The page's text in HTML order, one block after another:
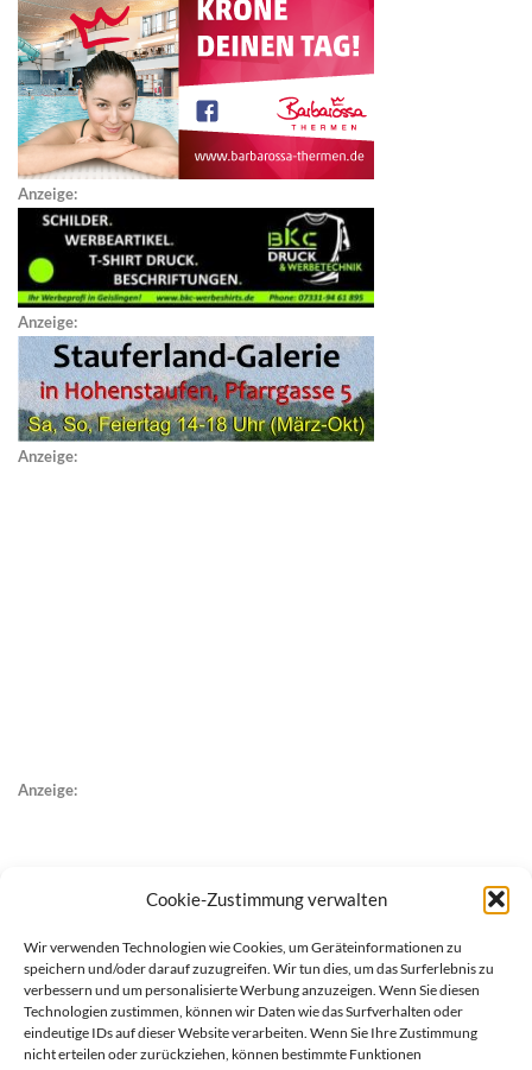
Cookie-Zustimmung verwalten
Wir verwenden Technologien wie Cookies, um Geräteinformationen zu
speichern und/oder darauf zuzugreifen. Wir tun dies, um das Surferlebnis zu
verbessern und um personalisierte Werbung anzuzeigen. Wenn Sie diesen
Technologien zustimmen, können wir Daten wie das Surfverhalten oder
eindeutige IDs auf dieser Website verarbeiten. Wenn Sie Ihre Zustimmung
nicht erteilen oder zurückziehen, können bestimmte Funktionen
Anzeige:
Anzeige:
Anzeige:
Anzeige: